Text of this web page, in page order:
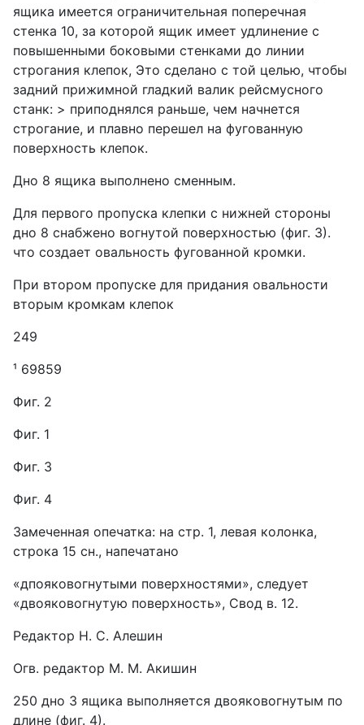
ящика имеется ограничительная поперечная
стенка 10, за которой ящик имеет удлинение с
повышенными боковыми стенками до линии
строгания клепок, Это сделано с той целью, чтобы
задний прижимной гладкий валик рейсмусного
станк: > приподнялся раньше, чем начнется
строгание, и плавно перешел на фугованную
поверхность клепок.
Дно 8 ящика выполнено сменным.
Для первого пропуска клепки с нижней стороны
дно 8 снабжено вогнутой поверхностью (фиг. 3).
что создает овальность фугованной кромки.
При втором пропуске для придания овальности
вторым кромкам клепок
249
¹ 69859
Фиг. 2
Фиг. 1
Фиг. 3
Фиг. 4
Замеченная опечатка: на стр. 1, левая колонка,
строка 15 сн., напечатано
«дпояковогнутыми поверхностями», следует
«двояковогнутую поверхность», Свод в. 12.
Редактор Н. С. Алешин
Огв. редактор М. М. Акишин
250 дно 3 ящика выполняется двояковогнутым по
длине (фиг. 4).